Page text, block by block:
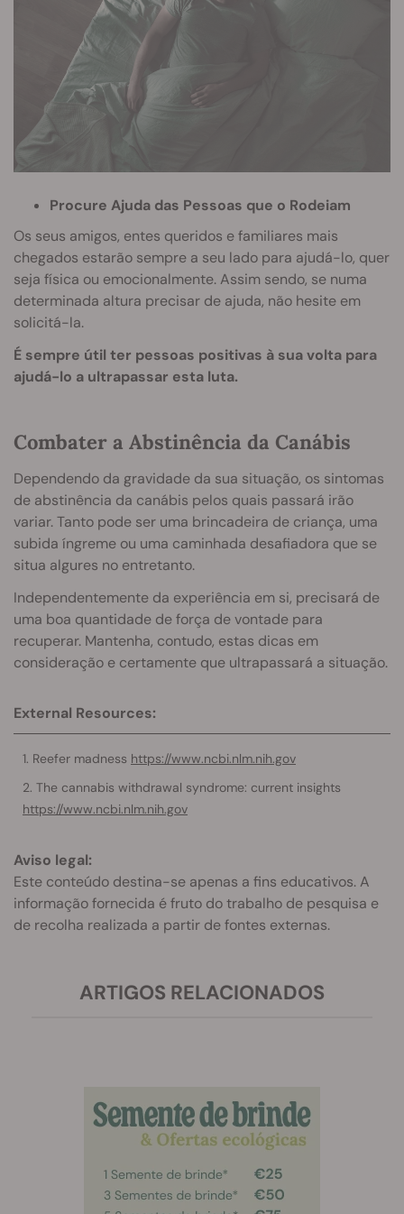
Procure Ajuda das Pessoas que o Rodeiam
Os seus amigos, entes queridos e familiares mais
chegados estarão sempre a seu lado para ajudá-lo, quer
seja física ou emocionalmente. Assim sendo, se numa
determinada altura precisar de ajuda, não hesite em
solicitá-la.
É sempre útil ter pessoas positivas à sua volta para
ajudá-lo a ultrapassar esta luta.
Combater a Abstinência da Canábis
Dependendo da gravidade da sua situação, os sintomas
de abstinência da canábis pelos quais passará irão
variar. Tanto pode ser uma brincadeira de criança, uma
subida íngreme ou uma caminhada desafiadora que se
situa algures no entretanto.
Independentemente da experiência em si, precisará de
uma boa quantidade de força de vontade para
recuperar. Mantenha, contudo, estas dicas em
consideração e certamente que ultrapassará a situação.
External Resources:
Reefer madness https://www.ncbi.nlm.nih.gov
The cannabis withdrawal syndrome: current insights
https://www.ncbi.nlm.nih.gov
Aviso legal:
Este conteúdo destina-se apenas a fins educativos. A
informação fornecida é fruto do trabalho de pesquisa e
de recolha realizada a partir de fontes externas.
ARTIGOS RELACIONADOS